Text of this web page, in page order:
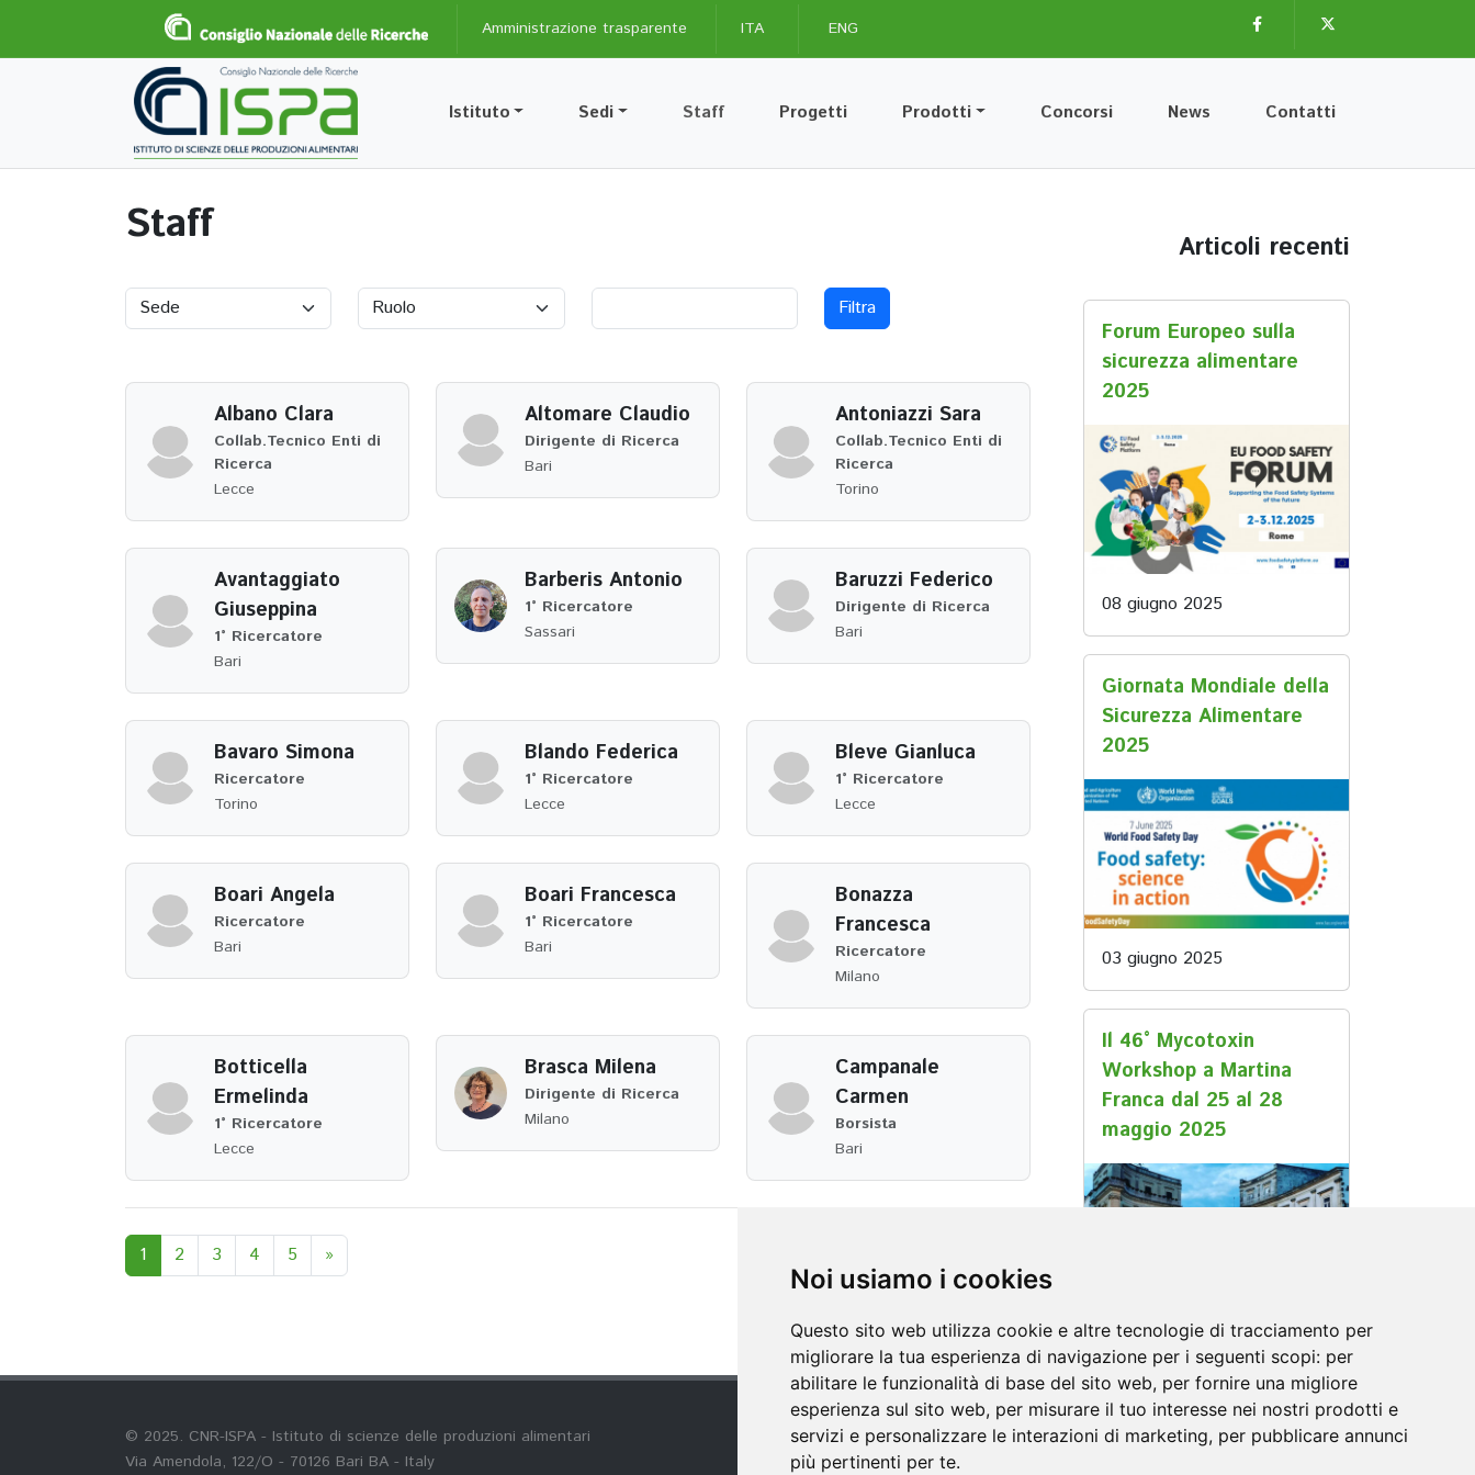
Noi usiamo i cookies
Questo sito web utilizza cookie e altre tecnologie di tracciamento per
migliorare la tua esperienza di navigazione per i seguenti scopi: per
abilitare le funzionalità di base del sito web, per fornire una migliore
esperienza sul sito web, per misurare il tuo interesse nei nostri prodotti e
servizi e personalizzare le interazioni di marketing, per pubblicare annunci
più pertinenti per te.
Amministrazione trasparente ITA ENG Facebook
Istituto Sedi Staff Progetti Prodotti Concorsi News Contatti
Staff
Filtra
Albano Clara
Collab.Tecnico Enti di
Ricerca
Lecce
Altomare Claudio
Dirigente di Ricerca
Bari
Antoniazzi Sara
Collab.Tecnico Enti di
Ricerca
Torino
Avantaggiato
Giuseppina
1° Ricercatore
Bari
Barberis Antonio
1° Ricercatore
Sassari
Baruzzi Federico
Dirigente di Ricerca
Bari
Bavaro Simona
Ricercatore
Torino
Blando Federica
1° Ricercatore
Lecce
Bleve Gianluca
1° Ricercatore
Lecce
Boari Angela
Ricercatore
Bari
Boari Francesca
1° Ricercatore
Bari
Bonazza
Francesca
Ricercatore
Milano
Botticella
Ermelinda
1° Ricercatore
Lecce
Brasca Milena
Dirigente di Ricerca
Milano
Campanale
Carmen
Borsista
Bari
1 2 3 4 5 »
Articoli recenti
Forum Europeo sulla
sicurezza alimentare
2025
08 giugno 2025
Giornata Mondiale della
Sicurezza Alimentare
2025
03 giugno 2025
Il 46° Mycotoxin
Workshop a Martina
Franca dal 25 al 28
maggio 2025
05 maggio 2025
© 2025. CNR-ISPA - Istituto di scienze delle produzioni alimentari
Via Amendola, 122/O - 70126 Bari BA - Italy